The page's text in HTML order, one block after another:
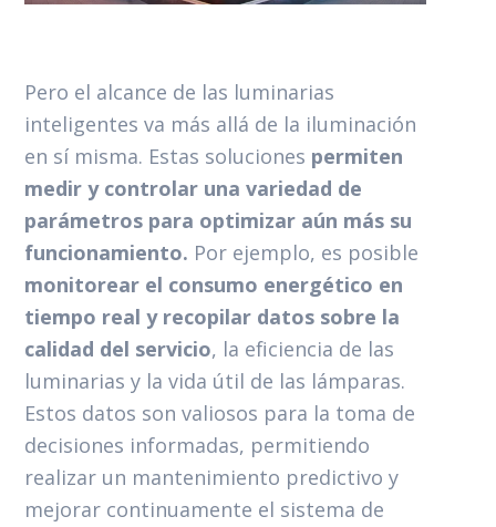
Pero el alcance de las luminarias
inteligentes va más allá de la iluminación
en sí misma. Estas soluciones permiten
medir y controlar una variedad de
parámetros para optimizar aún más su
funcionamiento. Por ejemplo, es posible
monitorear el consumo energético en
tiempo real y recopilar datos sobre la
calidad del servicio, la eficiencia de las
luminarias y la vida útil de las lámparas.
Estos datos son valiosos para la toma de
decisiones informadas, permitiendo
realizar un mantenimiento predictivo y
mejorar continuamente el sistema de